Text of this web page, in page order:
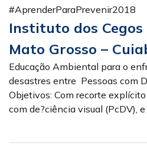
#AprenderParaPrevenir2018
Instituto dos
Mato Grosso –
Educação Ambiental para o
desastres entre Pessoas com
Objetivos: Com recorte
com de?ciência visual (PcDV), e